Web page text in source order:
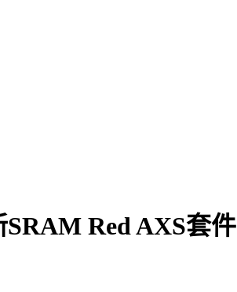
Red AXS套件